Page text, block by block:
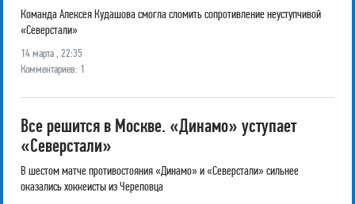
Команда Алексея Кудашова смогла сломить сопротивление неуступчивой
«Северстали»
14 марта , 22:35
Комментариев: 1
Все решится в Москве. «Динамо» уступает
«Северстали»
В шестом матче противостояния «Динамо» и «Северстали» сильнее
оказались хоккеисты из Череповца